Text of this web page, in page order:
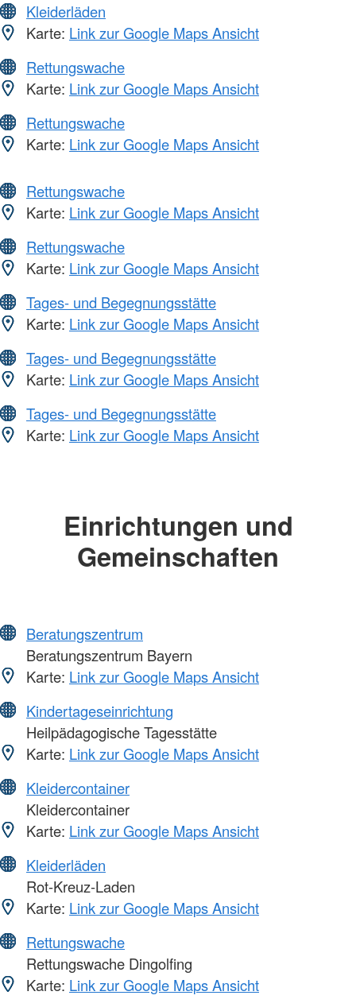
Kleiderläden
Karte: Link zur Google Maps Ansicht
Rettungswache
Karte: Link zur Google Maps Ansicht
Rettungswache
Karte: Link zur Google Maps Ansicht
Rettungswache
Karte: Link zur Google Maps Ansicht
Rettungswache
Karte: Link zur Google Maps Ansicht
Tages- und Begegnungsstätte
Karte: Link zur Google Maps Ansicht
Tages- und Begegnungsstätte
Karte: Link zur Google Maps Ansicht
Tages- und Begegnungsstätte
Karte: Link zur Google Maps Ansicht
Einrichtungen und
Gemeinschaften
Beratungszentrum
Beratungszentrum Bayern
Karte: Link zur Google Maps Ansicht
Kindertageseinrichtung
Heilpädagogische Tagesstätte
Karte: Link zur Google Maps Ansicht
Kleidercontainer
Kleidercontainer
Karte: Link zur Google Maps Ansicht
Kleiderläden
Rot-Kreuz-Laden
Karte: Link zur Google Maps Ansicht
Rettungswache
Rettungswache Dingolfing
Karte: Link zur Google Maps Ansicht